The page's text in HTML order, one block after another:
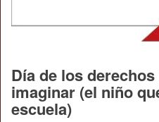
Día de los
imaginar (el niño
escuela)